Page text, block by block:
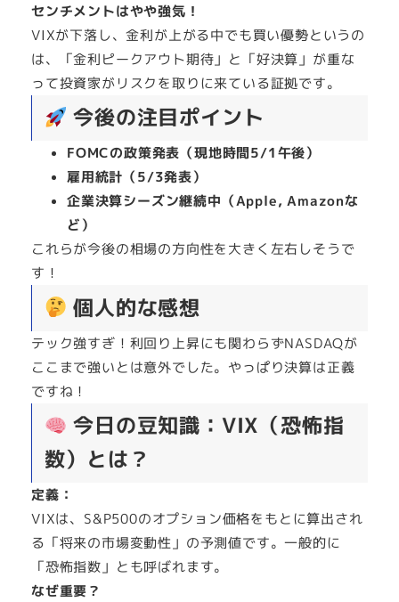
センチメントはやや強気！
VIXが下落し、金利が上がる中でも買い優勢というの
は、「金利ピークアウト期待」と「好決算」が重な
って投資家がリスクを取りに来ている証拠です。
今後の注目ポイント
FOMCの政策発表（現地時間5/1午後）
雇用統計（5/3発表）
企業決算シーズン継続中（Apple, Amazonな
ど）
これらが今後の相場の方向性を大きく左右しそうで
す！
個人的な感想
テック強すぎ！利回り上昇にも関わらずNASDAQが
ここまで強いとは意外でした。やっぱり決算は正義
ですね！
今日の豆知識：VIX（恐怖指
数）とは？
定義：
VIXは、S&P500のオプション価格をもとに算出され
る「将来の市場変動性」の予測値です。一般的に
「恐怖指数」とも呼ばれます。
なぜ重要？